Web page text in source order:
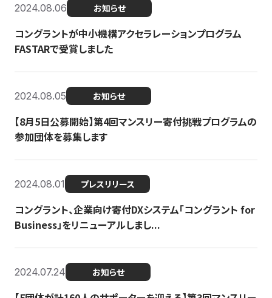
2024.08.06 お知らせ
コングラントが中小機構アクセラレーションプログラム
FASTARで受賞しました
2024.08.05 お知らせ
【8月5日公募開始】第4回マンスリー寄付挑戦プログラムの
参加団体を募集します
2024.08.01 プレスリリース
コングラント、企業向け寄付DXシステム「コングラント for
Business」をリニューアルしまし...
2024.07.24 お知らせ